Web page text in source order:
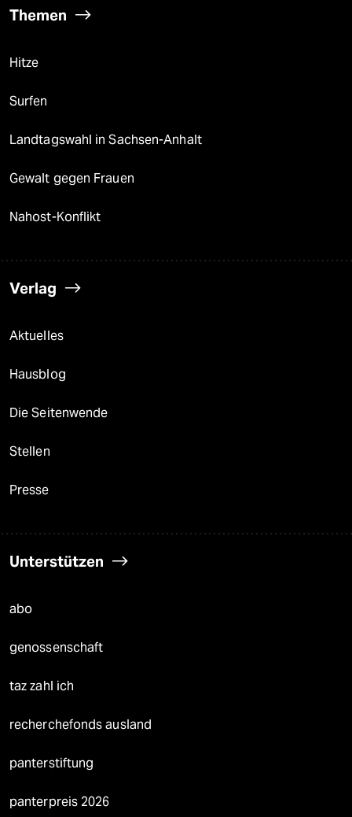
Themen
Hitze
Surfen
Landtagswahl in Sachsen-Anhalt
Gewalt gegen Frauen
Nahost-Konflikt
Verlag
Aktuelles
Hausblog
Die Seitenwende
Stellen
Presse
Unterstützen
abo
genossenschaft
taz zahl ich
recherchefonds ausland
panterstiftung
panterpreis 2026